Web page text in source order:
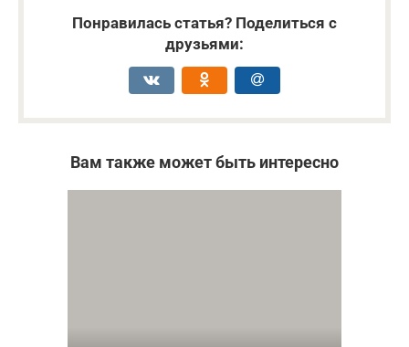
Понравилась статья? Поделиться с
друзьями:
Вам также может быть интересно